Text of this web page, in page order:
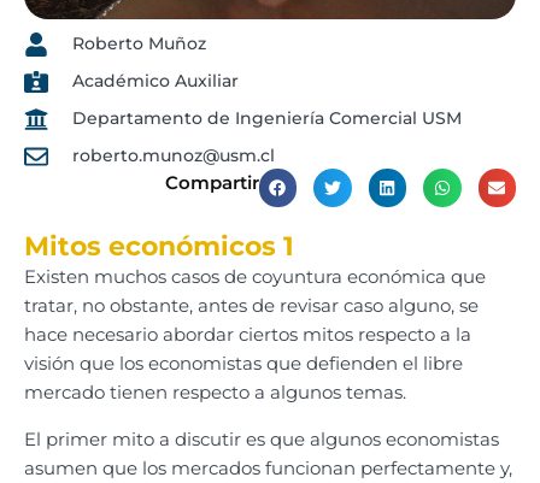
Roberto Muñoz
Académico Auxiliar
Departamento de Ingeniería Comercial USM
roberto.munoz@usm.cl
Compartir
Mitos económicos 1
Existen muchos casos de coyuntura económica que
tratar, no obstante, antes de revisar caso alguno, se
hace necesario abordar ciertos mitos respecto a la
visión que los economistas que defienden el libre
mercado tienen respecto a algunos temas.
El primer mito a discutir es que algunos economistas
asumen que los mercados funcionan perfectamente y,